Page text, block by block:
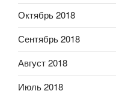
Октябрь 2018
Сентябрь 2018
Август 2018
Июль 2018